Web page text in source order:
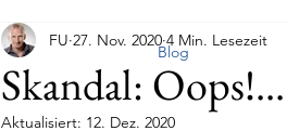
Skandal:
FU 27. Nov. 2020 4 Min. Lesezeit
Aktualisiert: 12. Dez. 2020
Blog